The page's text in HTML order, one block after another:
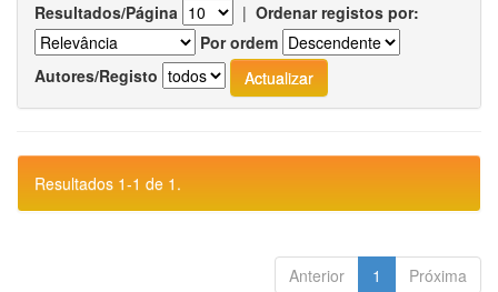
Resultados/Página | Ordenar registos por:
Por ordem
Autores/Registo
Resultados 1-1 de 1.
Anterior 1 Próxima